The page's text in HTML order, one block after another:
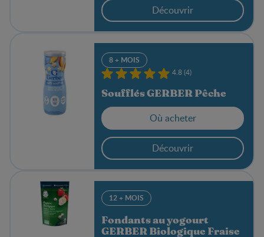
Découvrir
8 + MOIS
4.8 (4)
Soufflés GERBER Pêche
Où acheter
Découvrir
12 + MOIS
Fondants au yogourt
GERBER Biologique Fraise